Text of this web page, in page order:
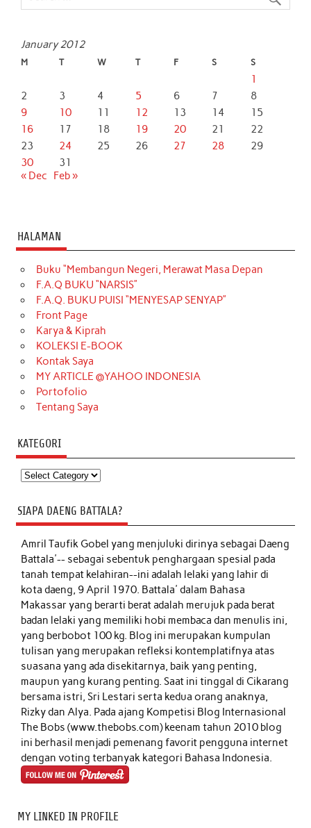
January 2012
M T W T F S S
1
2
3 4 5 6 7
8
9
10 11 12 13 14
15
16
17 18 19 20 21
22
23
24 25 26 27 28
29
30
31
« Dec
Feb »
HALAMAN
Buku “Membangun Negeri, Merawat Masa Depan
F.A.Q BUKU “NARSIS”
F.A.Q. BUKU PUISI “MENYESAP SENYAP”
Front Page
Karya & Kiprah
KOLEKSI E-BOOK
Kontak Saya
MY ARTICLE @YAHOO INDONESIA
Portofolio
Tentang Saya
KATEGORI
Kategori
SIAPA DAENG BATTALA?
Amril Taufik Gobelyang menjuluki dirinya sebagai Daeng
Battala'-- sebagai sebentuk penghargaan spesial pada
tanah tempat kelahiran--ini adalah lelaki yang lahir di
kota daeng, 9 April 1970. Battala' dalam Bahasa
Makassar yang berarti berat adalah merujuk pada berat
badan lelaki yang memiliki hobi membaca dan menulis ini,
yang berbobot 100 kg. Blog ini merupakan kumpulan
tulisan yang merupakan refleksi kontemplatifnya atas
suasana yang ada disekitarnya, baik yang penting,
maupun yang kurang penting. Saat ini tinggal di Cikarang
bersama istri, Sri Lestari serta kedua orang anaknya,
Rizky dan Alya. Pada ajang Kompetisi Blog Internasional
The Bobs (www.thebobs.com) keenam tahun 2010 blog
ini berhasil menjadi pemenang favorit pengguna internet
dengan voting terbanyak kategori Bahasa Indonesia.
MY LINKED IN PROFILE